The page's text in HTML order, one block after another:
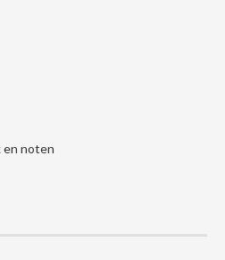
en noten